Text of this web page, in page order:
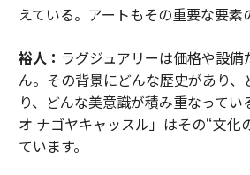
えている。アートもその重要な要素
裕人： ラグジュアリーは価格や設
ん。その背景にどんな歴史があり、
り、どんな美意識が積み重なって
オ ナゴヤキャッスル」はその“文化
ています。